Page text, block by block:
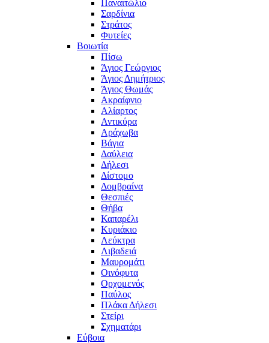
Παναιτώλιο
Σαρδίνια
Στράτος
Φυτείες
Βοιωτία
Πίσω
Άγιος Γεώργιος
Άγιος Δημήτριος
Άγιος Θωμάς
Ακραίφνιο
Αλίαρτος
Αντικύρα
Αράχωβα
Βάγια
Δαύλεια
Δήλεσι
Δίστομο
Δομβραίνα
Θεσπιές
Θήβα
Καπαρέλι
Κυριάκιο
Λεύκτρα
Λιβαδειά
Μαυρομάτι
Οινόφυτα
Ορχομενός
Παύλος
Πλάκα Δήλεσι
Στείρι
Σχηματάρι
Εύβοια